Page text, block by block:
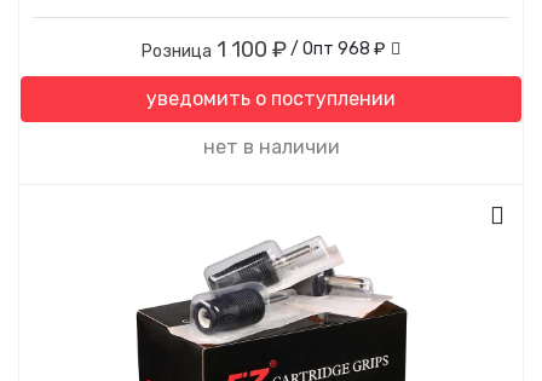
Розница 1 100 ₽/ Опт 968 ₽
уведомить о поступлении
нет в наличии